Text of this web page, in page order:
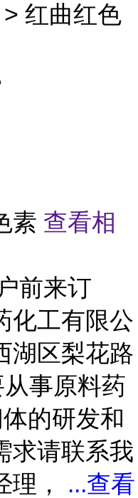
> 红曲红色
素 查看相
前来订
化工有限公
湖区梨花路
事原料药
体的研发和
求请联系我
理， ...查看